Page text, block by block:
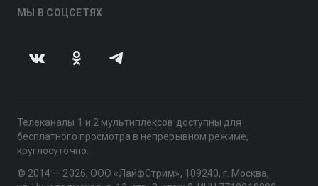
МЫ В СОЦСЕТЯХ
Телеканалы 1 и 2 мультиплексов доступны для
бесплатного просмотра в непрерывном режиме,
круглосуточно.
© 2014 — 2026, ООО «ЛайфСтрим», 109240, г. Москва,